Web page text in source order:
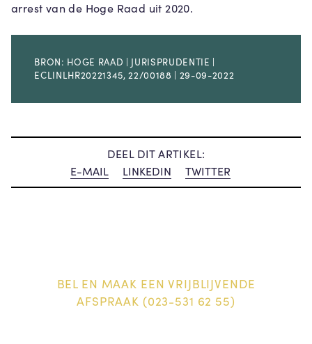
arrest van de Hoge Raad uit 2020.
BRON: HOGE RAAD | JURISPRUDENTIE |
ECLINLHR20221345, 22/00188 | 29-09-2022
DEEL DIT ARTIKEL:
E-MAIL
LINKEDIN TWITTER
BEL EN MAAK EEN VRIJBLIJVENDE
AFSPRAAK (023-531 62 55)